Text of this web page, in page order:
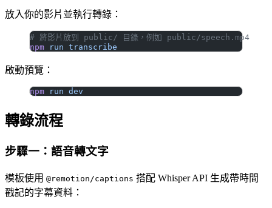
放入你的影片並執行轉錄：
# 將影片放到 public/ 目錄，例如 public/speech.mp4
npm run transcribe
啟動預覽：
npm run dev
轉錄流程
步驟一：語音轉文字
模板使用 @remotion/captions 搭配 Whisper API 生成帶時間
戳記的字幕資料：